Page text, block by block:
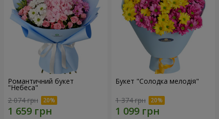
Романтичний букет
"Небеса"
2 074 грн
Букет "Солодка мелодія"
1 374 грн